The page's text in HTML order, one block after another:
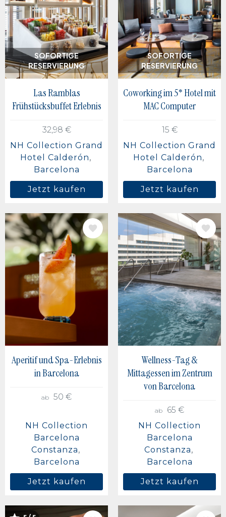
SOFORTIGE
RESERVIERUNG
Las Ramblas
Frühstücksbuffet Erlebnis
32,98 €
NH Collection Grand
Hotel Calderón
Barcelona
Jetzt kaufen
SOFORTIGE
RESERVIERUNG
Coworking im 5* Hotel mit
MAC Computer
15 €
NH Collection Grand
Hotel Calderón
Barcelona
Jetzt kaufen
BILD
Aperitif und Spa-Erlebnis
in Barcelona
ab 50 €
NH Collection
Barcelona
Constanza
Barcelona
Jetzt kaufen
BILD
Wellness-Tag &
Mittagessen im Zentrum
von Barcelona
ab
65 €
NH Collection
Barcelona
Constanza
Barcelona
Jetzt kaufen